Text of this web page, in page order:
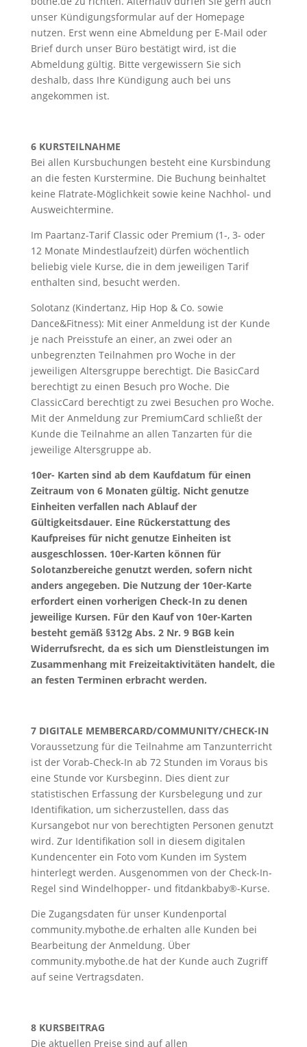
unser Kündigungsformular auf der Homepage
nutzen. Erst wenn eine Abmeldung per E-Mail oder
Brief durch unser Büro bestätigt wird, ist die
Abmeldung gültig. Bitte vergewissern Sie sich
deshalb, dass Ihre Kündigung auch bei uns
angekommen ist.
6 KURSTEILNAHME
Bei allen Kursbuchungen besteht eine Kursbindung
an die festen Kurstermine. Die Buchung beinhaltet
keine Flatrate-Möglichkeit sowie keine Nachhol- und
Ausweichtermine.
Im Paartanz-Tarif Classic oder Premium (1-, 3- oder
12 Monate Mindestlaufzeit) dürfen wöchentlich
beliebig viele Kurse, die in dem jeweiligen Tarif
enthalten sind, besucht werden.
Solotanz (Kindertanz, Hip Hop & Co. sowie
Dance&Fitness): Mit einer Anmeldung ist der Kunde
je nach Preisstufe an einer, an zwei oder an
unbegrenzten Teilnahmen pro Woche in der
jeweiligen Altersgruppe berechtigt. Die BasicCard
berechtigt zu einen Besuch pro Woche. Die
ClassicCard berechtigt zu zwei Besuchen pro Woche.
Mit der Anmeldung zur PremiumCard schließt der
Kunde die Teilnahme an allen Tanzarten für die
jeweilige Altersgruppe ab.
10er- Karten sind ab dem Kaufdatum für einen
Zeitraum von 6 Monaten gültig. Nicht genutze
Einheiten verfallen nach Ablauf der
Gültigkeitsdauer. Eine Rückerstattung des
Kaufpreises für nicht genutze Einheiten ist
ausgeschlossen. 10er-Karten können für
Solotanzbereiche genutzt werden, sofern nicht
anders angegeben. Die Nutzung der 10er-Karte
erfordert einen vorherigen Check-In zu denen
jeweilige Kursen. Für den Kauf von 10er-Karten
besteht gemäß §312g Abs. 2 Nr. 9 BGB kein
Widerrufsrecht, da es sich um Dienstleistungen im
Zusammenhang mit Freizeitaktivitäten handelt, die
an festen Terminen erbracht werden.
7 DIGITALE MEMBERCARD/COMMUNITY/CHECK-IN
Voraussetzung für die Teilnahme am Tanzunterricht
ist der Vorab-Check-In ab 72 Stunden im Voraus bis
eine Stunde vor Kursbeginn. Dies dient zur
statistischen Erfassung der Kursbelegung und zur
Identifikation, um sicherzustellen, dass das
Kursangebot nur von berechtigten Personen genutzt
wird. Zur Identifikation soll in diesem digitalen
Kundencenter ein Foto vom Kunden im System
hinterlegt werden. Ausgenommen von der Check-In-
Regel sind Windelhopper- und fitdankbaby®-Kurse.
Die Zugangsdaten für unser Kundenportal
community.mybothe.de erhalten alle Kunden bei
Bearbeitung der Anmeldung. Über
community.mybothe.de hat der Kunde auch Zugriff
auf seine Vertragsdaten.
8 KURSBEITRAG
Die aktuellen Preise sind auf allen